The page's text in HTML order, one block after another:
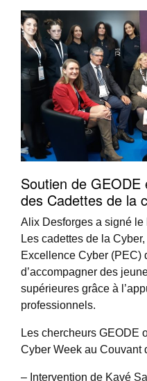
Soutien de GEODE
des Cadettes de la
Alix Desforges a signé
Les cadettes de la
Excellence Cyber (PEC)
d’accompagner des
supérieures grâce à
professionnels.
Les chercheurs GEODE
Cyber Week au Couvant
– Intervention de Kavé